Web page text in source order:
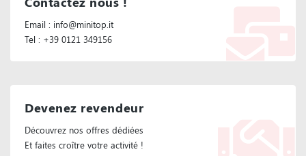
Email : info@minitop.it
Tel : +39 0121 349156
Devenez revendeur
Découvrez nos offres dédiées
Et faites croître votre activité !